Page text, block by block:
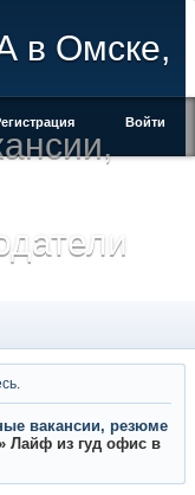
в Омске,
Войти
вакансии, резюме
Лайф из гуд офис в